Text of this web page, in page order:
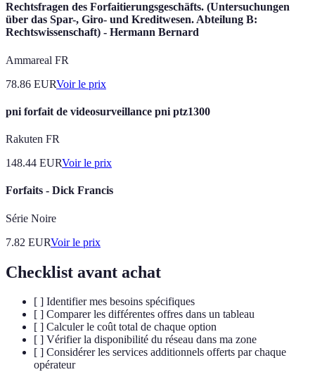
Rechtsfragen des Forfaitierungsgeschäfts. (Untersuchungen
über das Spar-, Giro- und Kreditwesen. Abteilung B:
Rechtswissenschaft) - Hermann Bernard
Ammareal FR
78.86 EURVoir le prix
pni forfait de videosurveillance pni ptz1300
Rakuten FR
148.44 EURVoir le prix
Forfaits - Dick Francis
Série Noire
7.82 EURVoir le prix
Checklist avant achat
[ ] Identifier mes besoins spécifiques
[ ] Comparer les différentes offres dans un tableau
[ ] Calculer le coût total de chaque option
[ ] Vérifier la disponibilité du réseau dans ma zone
[ ] Considérer les services additionnels offerts par chaque
opérateur